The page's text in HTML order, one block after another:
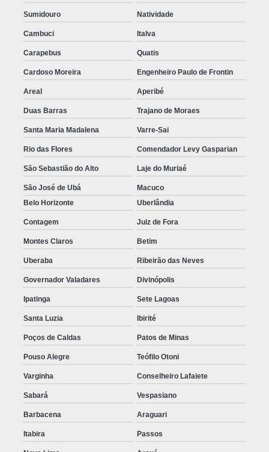
Sumidouro Natividade
Cambuci Italva
Carapebus Quatis
Cardoso Moreira Engenheiro Paulo de Frontin
Areal Aperibé
Duas Barras Trajano de Moraes
Santa Maria Madalena Varre-Sai
Rio das Flores Comendador Levy Gasparian
São Sebastião do Alto Laje do Muriaé
São José de Ubá
Macuco
Belo Horizonte
Uberlândia
Contagem Juiz de Fora
Montes Claros Betim
Uberaba Ribeirão das Neves
Governador Valadares Divinópolis
Ipatinga Sete Lagoas
Santa Luzia Ibirité
Poços de Caldas Patos de Minas
Pouso Alegre Teófilo Otoni
Varginha Conselheiro Lafaiete
Sabará Vespasiano
Barbacena Araguari
Itabira Passos